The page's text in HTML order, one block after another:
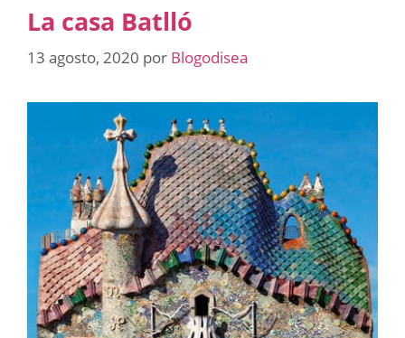
La casa Batlló
13 agosto, 2020 por Blogodisea